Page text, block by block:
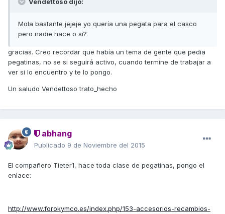
Vendettoso dijo:
Mola bastante jejeje yo quería una pegata para el casco
pero nadie hace o si?
gracias. Creo recordar que había un tema de gente que pedia
pegatinas, no se si seguirá activo, cuando termine de trabajar a
ver si lo encuentro y te lo pongo.
Un saludo Vendettoso trato_hecho
abhang
Publicado 9 de Noviembre del 2015
El compañero Tieter1, hace toda clase de pegatinas, pongo el
enlace:
http://www.forokymco.es/index.php/153-accesorios-recambios-